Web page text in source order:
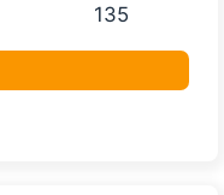
135